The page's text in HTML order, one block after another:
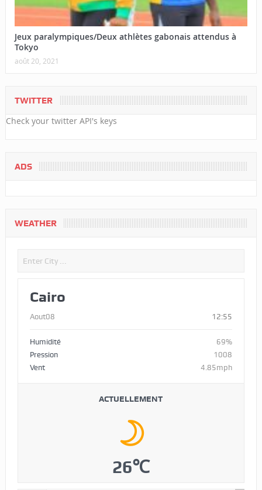
Jeux paralympiques/Deux athlètes gabonais attendus à
Tokyo
août 20, 2021
TWITTER
Check your twitter API's keys
ADS
WEATHER
Cairo
Aout08 12:55
Humidité
69%
Pression
1008
Vent
4.85mph
ACTUELLEMENT
26℃